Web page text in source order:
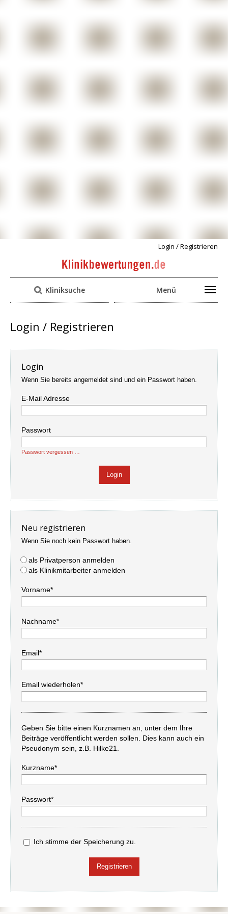
Login / Registrieren
Kliniksuche Menü
Login / Registrieren
Login
Wenn Sie bereits angemeldet sind und ein Passwort haben.
E-Mail Adresse
Passwort
Passwort vergessen …
Neu registrieren
Wenn Sie noch kein Passwort haben.
als Privatperson anmelden
als Klinikmitarbeiter anmelden
Vorname*
Nachname*
Email*
Email wiederholen*
Geben Sie bitte einen Kurznamen an, unter dem Ihre
Beiträge veröffentlicht werden sollen. Dies kann auch ein
Pseudonym sein, z.B. Hilke21.
Kurzname*
Passwort*
Ich stimme der Speicherung zu.